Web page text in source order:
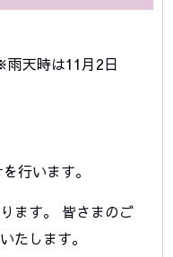
天時は11月2日
行います。
ます。 皆さまのご
たします。